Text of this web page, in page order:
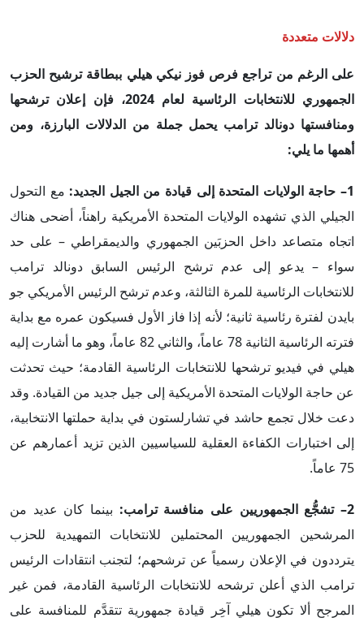
دلالات متعددة
على الرغم من تراجع فرص فوز نيكي هيلي ببطاقة ترشيح الحزب
الجمهوري للانتخابات الرئاسية لعام 2024، فإن إعلان ترشحها
ومنافستها دونالد ترامب يحمل جملة من الدلالات البارزة، ومن
أهمها ما يلي:
1– حاجة الولايات المتحدة إلى قيادة من الجيل الجديد:
مع التحول
الجيلي الذي تشهده الولايات المتحدة الأمريكية راهناً، أضحى هناك
اتجاه متصاعد داخل الحزبَين الجمهوري والديمقراطي – على حد
سواء – يدعو إلى عدم ترشح الرئيس السابق دونالد ترامب
للانتخابات الرئاسية للمرة الثالثة، وعدم ترشح الرئيس الأمريكي جو
بايدن لفترة رئاسية ثانية؛ لأنه إذا فاز الأول فسيكون عمره مع بداية
فترته الرئاسية الثانية 78 عاماً، والثاني 82 عاماً، وهو ما أشارت إليه
هيلي في فيديو ترشحها للانتخابات الرئاسية القادمة؛ حيث تحدثت
عن حاجة الولايات المتحدة الأمريكية إلى جيل جديد من القيادة. وقد
دعت خلال تجمع حاشد في تشارلستون في بداية حملتها الانتخابية،
إلى اختبارات الكفاءة العقلية للسياسيين الذين تزيد أعمارهم عن
75 عاماً.
2– تشجُّع الجمهوريين على منافسة ترامب:
بينما كان عديد من
المرشحين الجمهوريين المحتملين للانتخابات التمهيدية للحزب
يترددون في الإعلان رسمياً عن ترشحهم؛ لتجنب انتقادات الرئيس
ترامب الذي أعلن ترشحه للانتخابات الرئاسية القادمة، فمن غير
المرجح ألا تكون هيلي آخِر قيادة جمهورية تتقدَّم للمنافسة على